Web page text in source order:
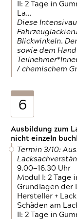
II: 2 Tage in
La…
Diese
Blickwinkeln.
sowie dem
/ chemischem
6
Ausbildung zum
nicht einzeln
Termin 3/10:
9.00—16.30 Uhr
Modul I: 2 Tage
Grundlagen der
Hersteller +
Schäden am
II: 2 Tage in